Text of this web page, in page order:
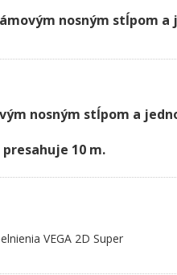
nosným stĺpom a
nosným stĺpom a
10 m.